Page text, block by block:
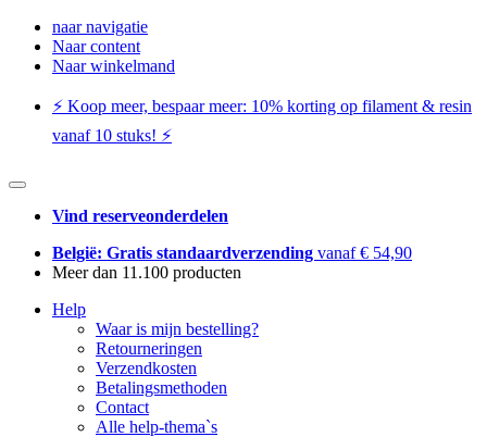
naar navigatie
Naar content
Naar winkelmand
⚡️ Koop meer, bespaar meer: ​​10% korting op filament & resin
vanaf 10 stuks! ⚡️
Vind reserveonderdelen
België: Gratis standaardverzending vanaf € 54,90
Meer dan 11.100 producten
Help
Waar is mijn bestelling?
Retourneringen
Verzendkosten
Betalingsmethoden
Contact
Alle help-thema`s